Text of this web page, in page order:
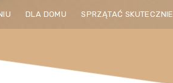
DLA DOMU SPRZĄTAĆ SKUTECZNIE